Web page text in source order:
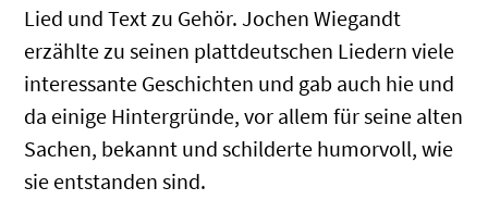
Lied und Text zu Gehör. Jochen Wiegandt
erzählte zu seinen plattdeutschen Liedern viele
interessante Geschichten und gab auch hie und
da einige Hintergründe, vor allem für seine alten
Sachen, bekannt und schilderte humorvoll, wie
sie entstanden sind.